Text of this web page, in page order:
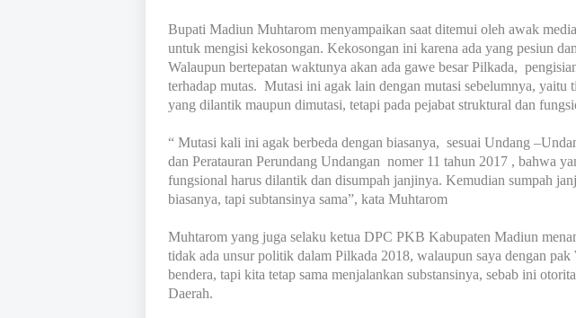
Bupati Madiun Muhtarom menyampaikan saat ditemui oleh awak
untuk mengisi kekosongan. Kekosongan ini karena ada yang pesiun
Walaupun bertepatan waktunya akan ada gawe besar Pilkada,
terhadap mutas. Mutasi ini agak lain dengan mutasi sebelumnya, yaitu
yang dilantik maupun dimutasi, tetapi pada pejabat struktural dan
“ Mutasi kali ini agak berbeda dengan biasanya, sesuai Undang
dan Peratauran Perundang Undangan nomer 11 tahun 2017 , bahwa
fungsional harus dilantik dan disumpah janjinya. Kemudian sumpah
biasanya, tapi subtansinya sama”, kata Muhtarom
Muhtarom yang juga selaku ketua DPC PKB Kabupaten Madiun
tidak ada unsur politik dalam Pilkada 2018, walaupun saya dengan
bendera, tapi kita tetap sama menjalankan substansinya, sebab ini
Daerah.